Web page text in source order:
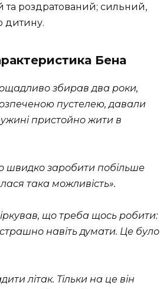
та роздратований; сильний,
дитину.
Бена
ощадливо збирав два роки,
пустелею, давали
пристойно жити в
швидко заробити побільше
така можливість».
що треба щось робити:
навіть думати. Це було
літак. Тільки на це він